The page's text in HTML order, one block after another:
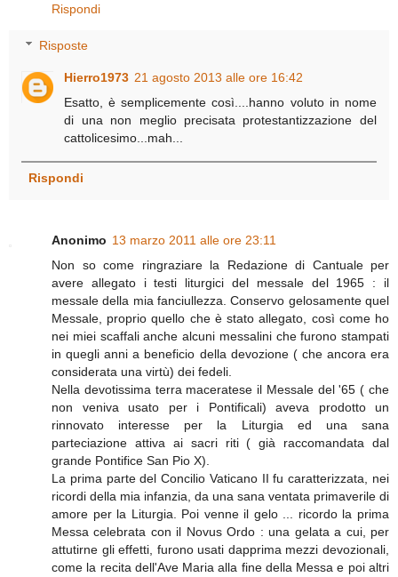
Rispondi
Risposte
Hierro1973 21 agosto 2013 alle ore 16:42
Esatto, è semplicemente così....hanno voluto in nome
di una non meglio precisata protestantizzazione del
cattolicesimo...mah...
Rispondi
Anonimo 13 marzo 2011 alle ore 23:11
Non so come ringraziare la Redazione di Cantuale per
avere allegato i testi liturgici del messale del 1965 : il
messale della mia fanciullezza. Conservo gelosamente quel
Messale, proprio quello che è stato allegato, così come ho
nei miei scaffali anche alcuni messalini che furono stampati
in quegli anni a beneficio della devozione ( che ancora era
considerata una virtù) dei fedeli.
Nella devotissima terra maceratese il Messale del '65 ( che
non veniva usato per i Pontificali) aveva prodotto un
rinnovato interesse per la Liturgia ed una sana
parteciazione attiva ai sacri riti ( già raccomandata dal
grande Pontifice San Pio X).
La prima parte del Concilio Vaticano II fu caratterizzata, nei
ricordi della mia infanzia, da una sana ventata primaverile di
amore per la Liturgia. Poi venne il gelo ... ricordo la prima
Messa celebrata con il Novus Ordo : una gelata a cui, per
attutirne gli effetti, furono usati dapprima mezzi devozionali,
come la recita dell'Ave Maria alla fine della Messa e poi altri